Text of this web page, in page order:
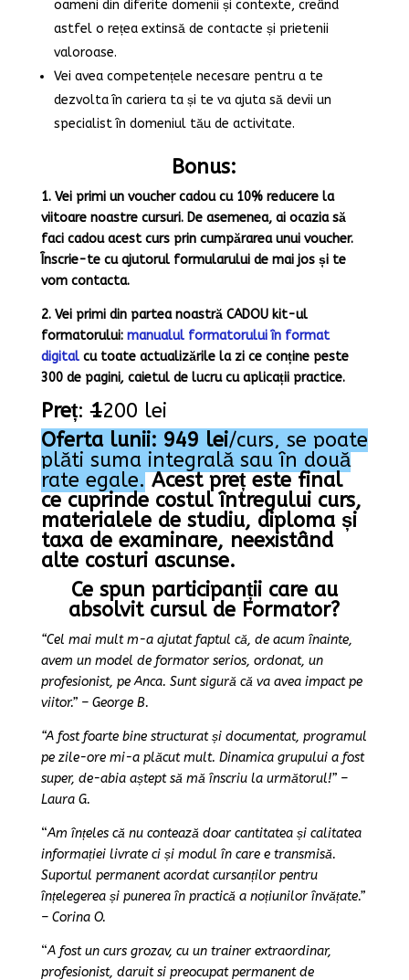
oameni din diferite domenii și contexte, creând
astfel o rețea extinsă de contacte și prietenii
valoroase.
Vei avea competențele necesare pentru a te
dezvolta în cariera ta și te va ajuta să devii un
specialist în domeniul tău de activitate.
Bonus:
1. Vei primi un voucher cadou cu 10% reducere la
viitoare noastre cursuri. De asemenea, ai ocazia să
faci cadou acest curs prin cumpărarea unui voucher.
Înscrie-te cu ajutorul formularului de mai jos și te
vom contacta.
2. Vei primi din partea noastră CADOU kit-ul
formatorului: manualul formatorului în format
digitalcu toate actualizările la zi ce conține peste
300 de pagini,caietul de lucru cu aplicații practice.
Preț:1200 lei
Oferta lunii: 949 lei/curs, se poate
plăti suma integrală sau în două
rate egale. Acest preț este final
ce cuprinde costul întregului curs,
materialele de studiu, diploma și
taxa de examinare, neexistând
alte costuri ascunse.
Ce spun participanții care au
absolvit cursul de Formator?
“Cel mai mult m-a ajutat faptul că, de acum înainte,
avem un model de formator serios, ordonat, un
profesionist, pe Anca. Sunt sigură că va avea impact pe
viitor.” – George B.
“A fost foarte bine structurat și documentat, programul
pe zile-ore mi-a plăcut mult. Dinamica grupului a fost
super, de-abia aștept să mă înscriu la următorul!” –
Laura G.
“Am înțeles că nu contează doar cantitatea și calitatea
informației livrate ci și modul în care e transmisă.
Suportul permanent acordat cursanților pentru
înțelegerea și punerea în practică a noțiunilor învățate.”
– Corina O.
“A fost un curs grozav, cu un trainer extraordinar,
profesionist, daruit si preocupat permanent de